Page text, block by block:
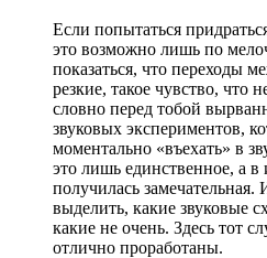
Если попытаться
это возможно лишь по
показаться, что переходы
резкие, такое чувство, что
словно перед тобой
звуковых экспериментов,
моментально «въехать» в
это лишь единственное, а в
получилась
выделить, какие звуковые
какие не очень. Здесь тот
отлично проработаны.